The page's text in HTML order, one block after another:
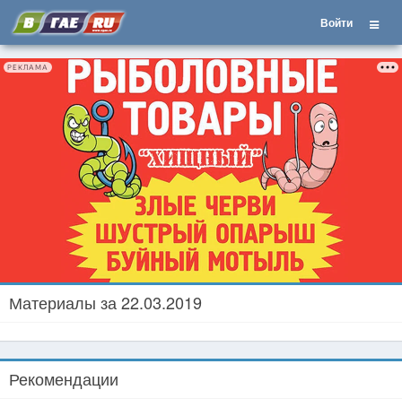
Войти
РЕКЛАМА
Материалы за 22.03.2019
Рекомендации